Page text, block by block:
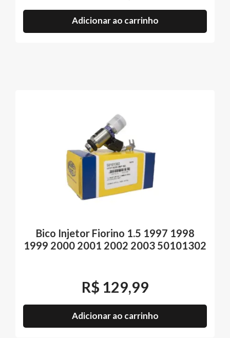
Adicionar ao carrinho
Bico Injetor Fiorino 1.5 1997 1998
1999 2000 2001 2002 2003 50101302
R$ 129,99
Adicionar ao carrinho